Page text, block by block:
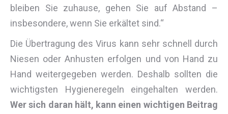
bleiben Sie zuhause, gehen Sie auf Abstand –
insbesondere, wenn Sie erkältet sind.“
Die Übertragung des Virus kann sehr schnell durch
Niesen oder Anhusten erfolgen und von Hand zu
Hand weitergegeben werden. Deshalb sollten die
wichtigsten Hygieneregeln eingehalten werden.
Wer sich daran hält, kann einen wichtigen Beitrag